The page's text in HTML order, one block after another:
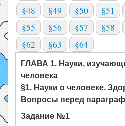
§48
§49 §50 §51
§55
§56 §57 §58
§62
§63 §64
ГЛАВА 1. Науки,
человека
§1. Науки о человеке.
Вопросы перед
Задание №1